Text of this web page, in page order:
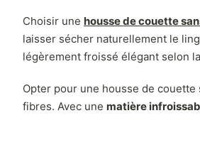
Choisir une housse de couette
laisser sécher naturellement le
légèrement froissé élégant selon
Opter pour une housse de
fibres. Avec une matière